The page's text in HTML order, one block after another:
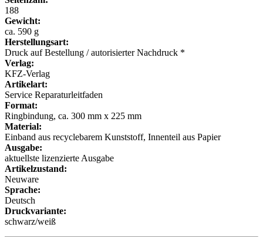
188
Gewicht:
ca. 590 g
Herstellungsart:
Druck auf Bestellung / autorisierter Nachdruck *
Verlag:
KFZ-Verlag
Artikelart:
Service Reparaturleitfaden
Format:
Ringbindung, ca. 300 mm x 225 mm
Material:
Einband aus recyclebarem Kunststoff, Innenteil aus Papier
Ausgabe:
aktuellste lizenzierte Ausgabe
Artikelzustand:
Neuware
Sprache:
Deutsch
Druckvariante:
schwarz/weiß